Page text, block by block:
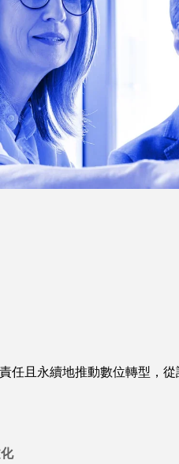
任且永續地推動數位轉型，